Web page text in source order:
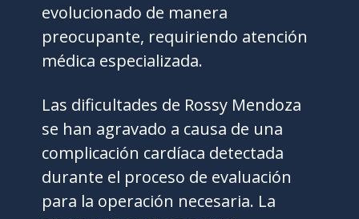
evolucionado de manera
preocupante, requiriendo atención
médica especializada.
Las dificultades de Rossy Mendoza
se han agravado a causa de una
complicación cardíaca detectada
durante el proceso de evaluación
para la operación necesaria. La